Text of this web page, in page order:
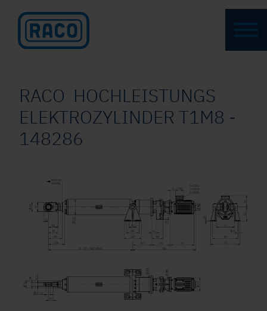
RACO HOCHLEISTUNGS
ELEKTROZYLINDER T1M8 -
148286